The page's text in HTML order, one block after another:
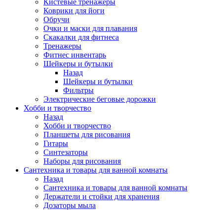
Кистевые тренажеры
Коврики для йоги
Обручи
Очки и маски для плавания
Скакалки для фитнеса
Тренажеры
Фитнес инвентарь
Шейкеры и бутылки
Назад
Шейкеры и бутылки
Фильтры
Электрические беговые дорожки
Хобби и творчество
Назад
Хобби и творчество
Планшеты для рисования
Гитары
Синтезаторы
Наборы для рисования
Сантехника и товары для ванной комнаты
Назад
Сантехника и товары для ванной комнаты
Держатели и стойки для хранения
Дозаторы мыла